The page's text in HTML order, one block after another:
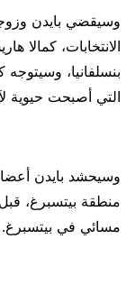
وسيقضي بايدن
الانتخابات، كمالا
بنسلفانيا،
التي أصبحت حيوية
وسيحشد بايدن
منطقة بيتسبرغ،
مسائي في بيتسبرغ.